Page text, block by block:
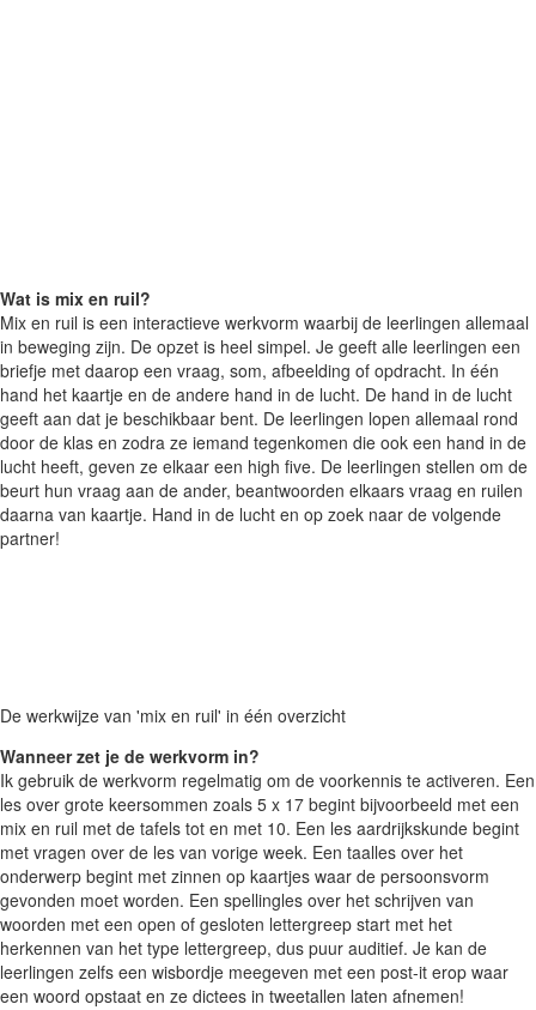
Wat is mix en ruil?
Mix en ruil is een interactieve werkvorm waarbij de leerlingen allemaal
in beweging zijn. De opzet is heel simpel. Je geeft alle leerlingen een
briefje met daarop een vraag, som, afbeelding of opdracht. In één
hand het kaartje en de andere hand in de lucht. De hand in de lucht
geeft aan dat je beschikbaar bent. De leerlingen lopen allemaal rond
door de klas en zodra ze iemand tegenkomen die ook een hand in de
lucht heeft, geven ze elkaar een high five. De leerlingen stellen om de
beurt hun vraag aan de ander, beantwoorden elkaars vraag en ruilen
daarna van kaartje. Hand in de lucht en op zoek naar de volgende
partner!
De werkwijze van 'mix en ruil' in één overzicht
Wanneer zet je de werkvorm in?
Ik gebruik de werkvorm regelmatig om de voorkennis te activeren. Een
les over grote keersommen zoals 5 x 17 begint bijvoorbeeld met een
mix en ruil met de tafels tot en met 10. Een les aardrijkskunde begint
met vragen over de les van vorige week. Een taalles over het
onderwerp begint met zinnen op kaartjes waar de persoonsvorm
gevonden moet worden. Een spellingles over het schrijven van
woorden met een open of gesloten lettergreep start met het
herkennen van het type lettergreep, dus puur auditief. Je kan de
leerlingen zelfs een wisbordje meegeven met een post-it erop waar
een woord opstaat en ze dictees in tweetallen laten afnemen!